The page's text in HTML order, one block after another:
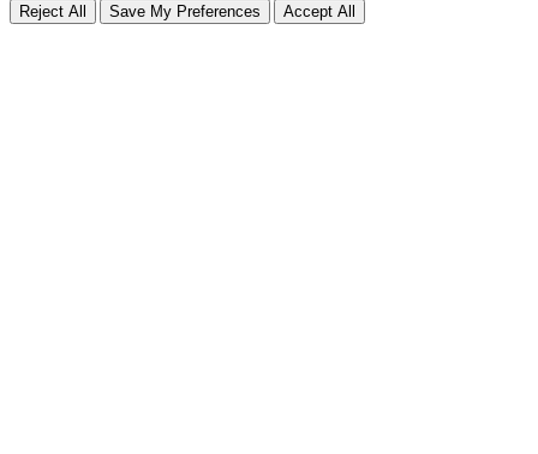
Reject All Save My Preferences Accept All